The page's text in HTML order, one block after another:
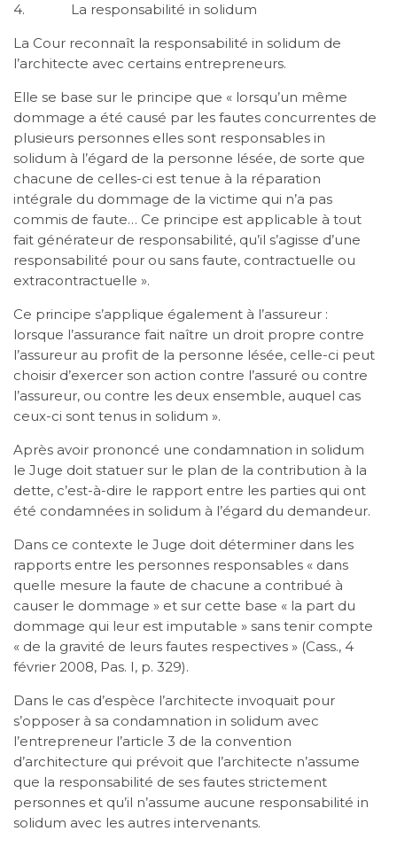
4. La responsabilité in solidum
La Cour reconnaît la responsabilité in solidum de
l’architecte avec certains entrepreneurs.
Elle se base sur le principe que « lorsqu’un même
dommage a été causé par les fautes concurrentes de
plusieurs personnes elles sont responsables in
solidum à l’égard de la personne lésée, de sorte que
chacune de celles-ci est tenue à la réparation
intégrale du dommage de la victime qui n’a pas
commis de faute… Ce principe est applicable à tout
fait générateur de responsabilité, qu’il s’agisse d’une
responsabilité pour ou sans faute, contractuelle ou
extracontractuelle ».
Ce principe s’applique également à l’assureur :
lorsque l’assurance fait naître un droit propre contre
l’assureur au profit de la personne lésée, celle-ci peut
choisir d’exercer son action contre l’assuré ou contre
l’assureur, ou contre les deux ensemble, auquel cas
ceux-ci sont tenus in solidum ».
Après avoir prononcé une condamnation in solidum
le Juge doit statuer sur le plan de la contribution à la
dette, c’est-à-dire le rapport entre les parties qui ont
été condamnées in solidum à l’égard du demandeur.
Dans ce contexte le Juge doit déterminer dans les
rapports entre les personnes responsables « dans
quelle mesure la faute de chacune a contribué à
causer le dommage » et sur cette base « la part du
dommage qui leur est imputable » sans tenir compte
« de la gravité de leurs fautes respectives » (Cass., 4
février 2008, Pas. I, p. 329).
Dans le cas d’espèce l’architecte invoquait pour
s’opposer à sa condamnation in solidum avec
l’entrepreneur l’article 3 de la convention
d’architecture qui prévoit que l’architecte n’assume
que la responsabilité de ses fautes strictement
personnes et qu’il n’assume aucune responsabilité in
solidum avec les autres intervenants.